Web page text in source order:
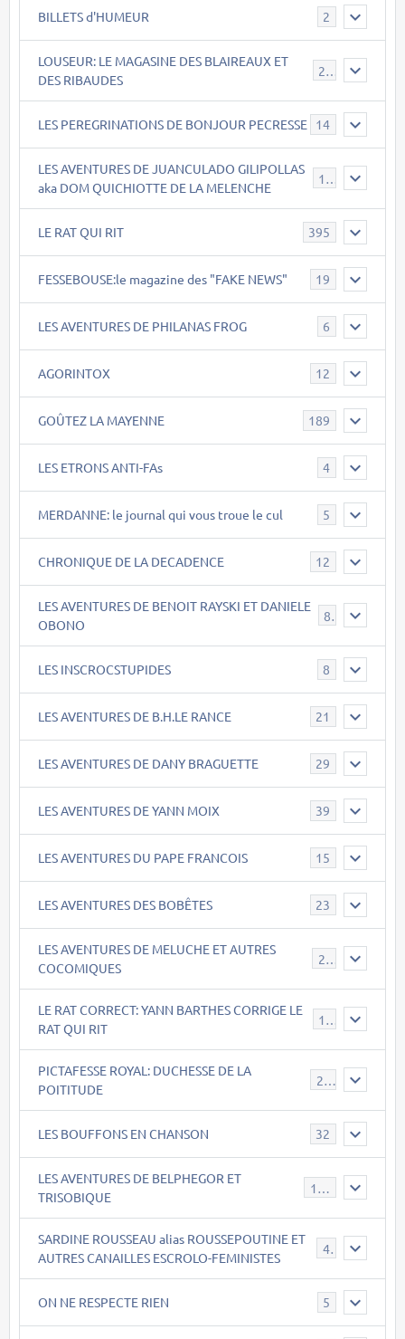
BILLETS d'HUMEUR 2
LOUSEUR: LE MAGASINE DES BLAIREAUX ET
DES RIBAUDES
LES PEREGRINATIONS DE BONJOUR PECRESSE 14
LES AVENTURES DE JUANCULADO GILIPOLLAS
aka DOM QUICHIOTTE DE LA MELENCHE
LE RAT QUI RIT 395
FESSEBOUSE:le magazine des "FAKE NEWS" 19
LES AVENTURES DE PHILANAS FROG 6
AGORINTOX 12
GOÛTEZ LA MAYENNE 189
LES ETRONS ANTI-FAs 4
MERDANNE: le journal qui vous troue le cul 5
CHRONIQUE DE LA DECADENCE 12
LES AVENTURES DE BENOIT RAYSKI ET DANIELE
OBONO
LES INSCROCSTUPIDES 8
LES AVENTURES DE B.H.LE RANCE 21
LES AVENTURES DE DANY BRAGUETTE 29
LES AVENTURES DE YANN MOIX 39
LES AVENTURES DU PAPE FRANCOIS 15
LES AVENTURES DES BOBÊTES 23
LES AVENTURES DE MELUCHE ET AUTRES
COCOMIQUES
LE RAT CORRECT: YANN BARTHES CORRIGE LE
RAT QUI RIT
PICTAFESSE ROYAL: DUCHESSE DE LA
POITITUDE
LES BOUFFONS EN CHANSON 32
LES AVENTURES DE BELPHEGOR ET
TRISOBIQUE
SARDINE ROUSSEAU alias ROUSSEPOUTINE ET
AUTRES CANAILLES ESCROLO-FEMINISTES
40
ON NE RESPECTE RIEN 5